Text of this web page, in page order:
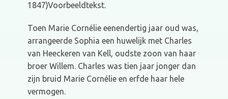
1847)Voorbeeldtekst.
Toen Marie Cornélie eenendertig jaar oud was,
arrangeerde Sophia een huwelijk met Charles
van Heeckeren van Kell, oudste zoon van haar
broer Willem. Charles was tien jaar jonger dan
zijn bruid Marie Cornélie en erfde haar hele
vermogen.